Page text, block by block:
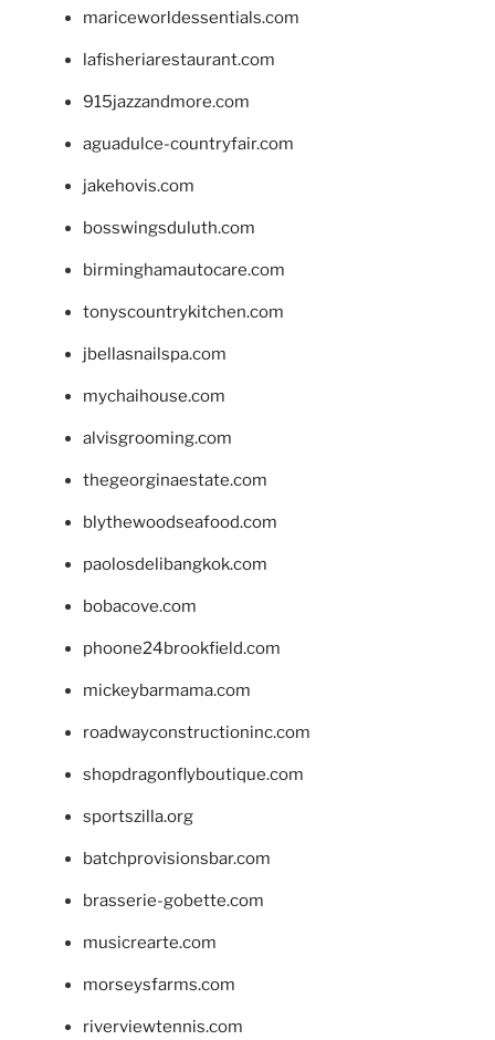
mariceworldessentials.com
lafisheriarestaurant.com
915jazzandmore.com
aguadulce-countryfair.com
jakehovis.com
bosswingsduluth.com
birminghamautocare.com
tonyscountrykitchen.com
jbellasnailspa.com
mychaihouse.com
alvisgrooming.com
thegeorginaestate.com
blythewoodseafood.com
paolosdelibangkok.com
bobacove.com
phoone24brookfield.com
mickeybarmama.com
roadwayconstructioninc.com
shopdragonflyboutique.com
sportszilla.org
batchprovisionsbar.com
brasserie-gobette.com
musicrearte.com
morseysfarms.com
riverviewtennis.com